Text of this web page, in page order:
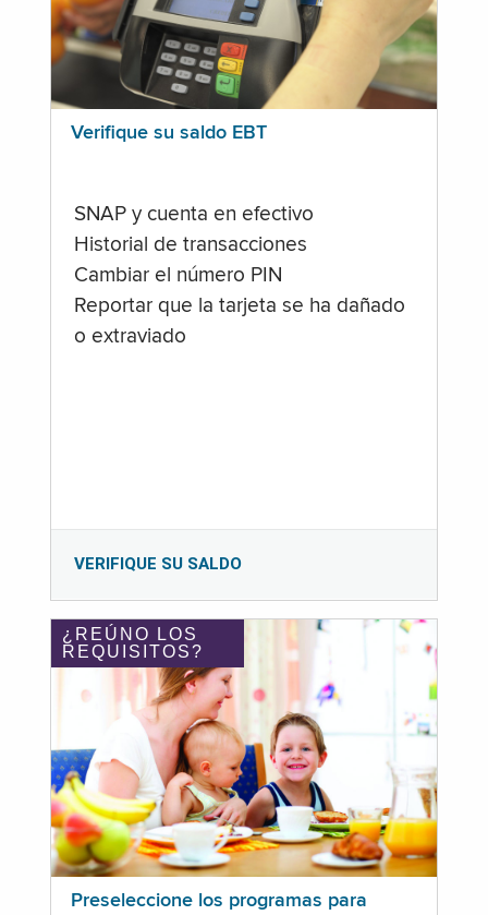
Verifique su saldo EBT
SNAP y cuenta en efectivo
Historial de transacciones
Cambiar el número PIN
Reportar que la tarjeta se ha dañado
o extraviado
VERIFIQUE SU SALDO
¿REÚNO LOS
REQUISITOS?
Preseleccione los programas para